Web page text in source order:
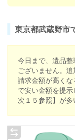
一軒家の遺
早急に片付け
東京都武蔵野市
今日まで、遺品
ございません。
請求金額が高く
で安い金額を提示
次１５参照】が多